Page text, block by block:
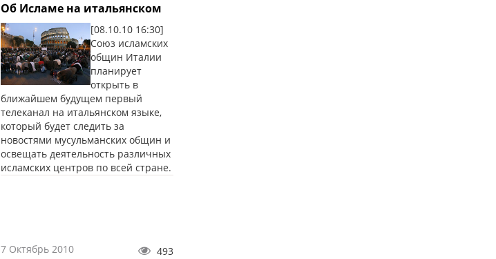
Об Исламе на итальянском
[08.10.10 16:30]
Союз исламских
общин Италии
планирует
открыть в
ближайшем будущем первый
телеканал на итальянском языке,
который будет следить за
новостями мусульманских общин и
освещать деятельность различных
исламских центров по всей стране.
7 Октябрь 2010 493